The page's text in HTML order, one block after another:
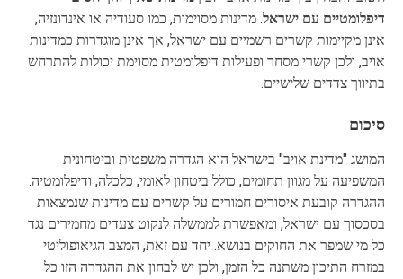
דיפלומטיים עם ישראל. מדינות מסוימות, כמו סעודיה או אינדונזיה,
אינן מקיימות קשרים רשמיים עם ישראל, אך אינן מוגדרות כמדינות
אויב, ולכן קשרי מסחר ופעילות דיפלומטית מסוימת יכולות להתרחש
בתיווך צדדים שלישיים.
סיכום
המושג "מדינת אויב" בישראל הוא הגדרה משפטית וביטחונית
המשפיעה על מגוון תחומים, כולל ביטחון לאומי, כלכלה, ודיפלומטיה.
ההגדרה קובעת איסורים חמורים על קשרים עם מדינות שנמצאות
בסכסוך עם ישראל, ומאפשרת לממשלה לנקוט צעדים מחמירים נגד
כל מי שמפר את החוקים בנושא. יחד עם זאת, המצב הגיאופוליטי
במזרח התיכון משתנה כל הזמן, ולכן יש לבחון את ההגדרה הזו כל